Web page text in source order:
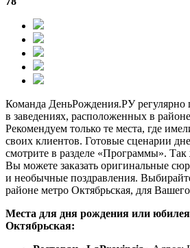
Команда ДеньРождения.РУ регулярно
в заведениях, расположенных в
Рекомендуем только те места, где
своих клиентов. Готовые сценарии
смотрите в разделе «Программы».
Вы можете заказать оригинальные
и необычные поздравления.
районе метро Октябрьская, для
Места для дня рождения или
Октябрьская: